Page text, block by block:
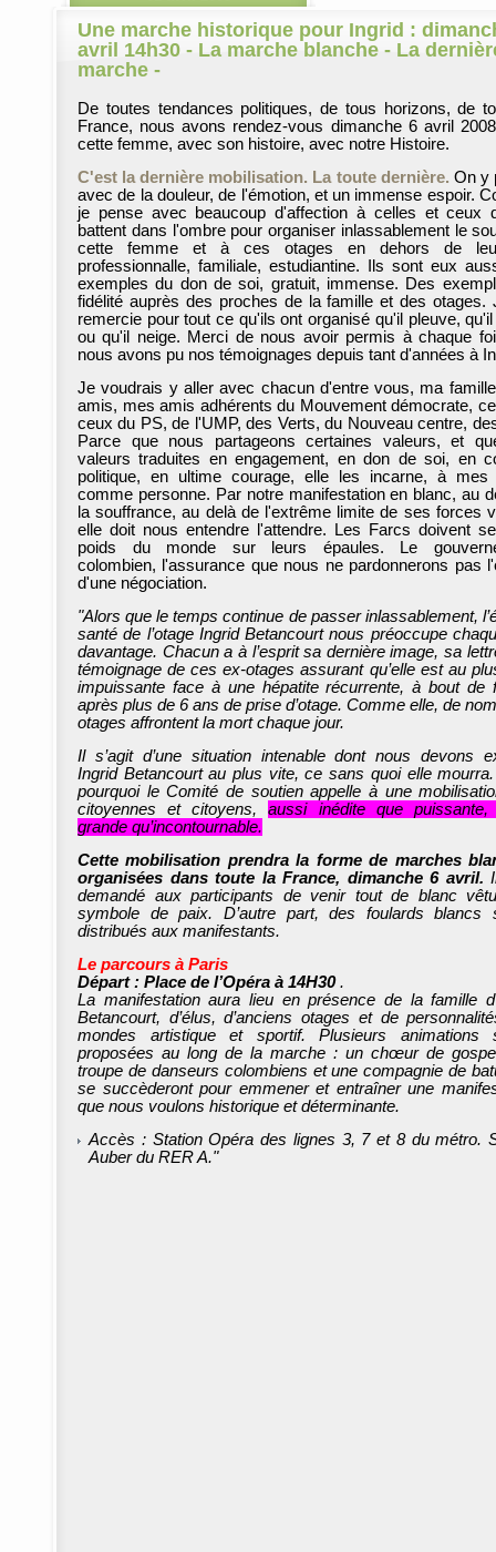
Une marche historique pour Ingrid :
avril 14h30 - La marche blanche - La
marche -
De toutes tendances politiques, de tous horizons, de
France, nous avons rendez-vous dimanche 6 avril
cette femme, avec son histoire, avec notre Histoire.
C'est la dernière mobilisation. La toute dernière. On y
avec de la douleur, de l'émotion, et un immense espoir.
je pense avec beaucoup d'affection à celles et ceux
battent dans l'ombre pour organiser inlassablement le
cette femme et à ces otages en dehors de
professionnalle, familiale, estudiantine. Ils sont eux
exemples du don de soi, gratuit, immense. Des
fidélité auprès des proches de la famille et des otages.
remercie pour tout ce qu'ils ont organisé qu'il pleuve,
ou qu'il neige. Merci de nous avoir permis à chaque
nous avons pu nos témoignages depuis tant d'années à
Je voudrais y aller avec chacun d'entre vous, ma
amis, mes amis adhérents du Mouvement démocrate,
ceux du PS, de l'UMP, des Verts, du Nouveau centre,
Parce que nous partageons certaines valeurs, et
valeurs traduites en engagement, en don de soi, en
politique, en ultime courage, elle les incarne, à mes
comme personne. Par notre manifestation en blanc, au
la souffrance, au delà de l'extrême limite de ses forces
elle doit nous entendre l'attendre. Les Farcs doivent
poids du monde sur leurs épaules. Le
colombien, l'assurance que nous ne pardonnerons pas
d'une négociation.
"Alors que le temps continue de passer inlassablement,
santé de l’otage Ingrid Betancourt nous préoccupe
davantage. Chacun a à l’esprit sa dernière image, sa
témoignage de ces ex-otages assurant qu’elle est au
impuissante face à une hépatite récurrente, à bout de
après plus de 6 ans de prise d’otage. Comme elle, de
otages affrontent la mort chaque jour.
Il s’agit d’une situation intenable dont nous devons
Ingrid Betancourt au plus vite, ce sans quoi elle mourra.
pourquoi le Comité de soutien appelle à une
citoyennes et citoyens,aussi inédite que puissante,
grande qu’incontournable.
Cette mobilisation prendra la forme de marches
organisées dans toute la France, dimanche 6 avril.
demandé aux participants de venir tout de blanc
symbole de paix. D’autre part, des foulards blancs
distribués aux manifestants.
Le parcours à Paris
Départ : Place de l’Opéra à 14H30.
La manifestation aura lieu en présence de la famille
Betancourt, d’élus, d’anciens otages et de
mondes artistique et sportif. Plusieurs animations
proposées au long de la marche : un chœur de
troupe de danseurs colombiens et une compagnie de
se succèderont pour emmener et entraîner une
que nous voulons historique et déterminante.
Accès : Station Opéra des lignes 3, 7 et 8 du métro.
Auber du RER A."